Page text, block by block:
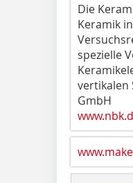
Die
Keramik
spezielle
vertikalen
GmbH